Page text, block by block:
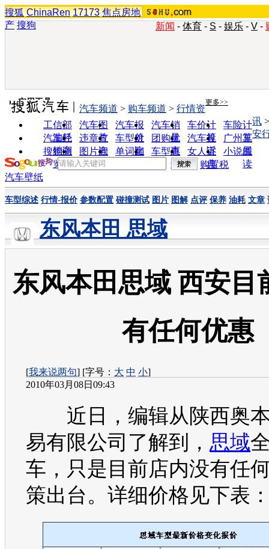
搜狐 ChinaRen 17173 焦点房地
产 搜狗 新闻 - 体育 - S - 娱乐 - V -
实用工具 更多>>
工信部
油耗
汽车图
片
汽车报
价
汽车销
量
车价计
算
车险计
算
汽车经
销商
违章查
询
车型对
比
团购优
惠
汽车投
诉
广州车
展
搜狗浏
览器
图片欣
赏
单词翻
车型查
询
女人宝
典
小说阅
读
汽车频道 > 购车频道 > 行情资
讯
安
购置税
汽车壁纸
车型综述 行情-报价 参数配置 碰撞测试 图片 图解 点评 保养 油耗 文章
东风本田 思域
东风本田思域 西安目
有任何优惠
[我来说两句] [字号： 大 中 小]
2010年03月08日09:43
近日，编辑从陕西奥
易有限公司了解到， 思域
车，只是目前店内没有任
策出台。详细价格见下表